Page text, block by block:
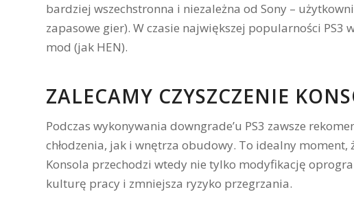
bardziej wszechstronna i niezależna od Sony –
zapasowe gier). W czasie największej popularności PS3
mod (jak HEN).
ZALECAMY CZYSZCZENIE
Podczas wykonywania downgrade’u PS3 zawsze
chłodzenia, jak i wnętrza obudowy. To idealny
Konsola przechodzi wtedy nie tylko modyfikację
kulturę pracy i zmniejsza ryzyko przegrzania.